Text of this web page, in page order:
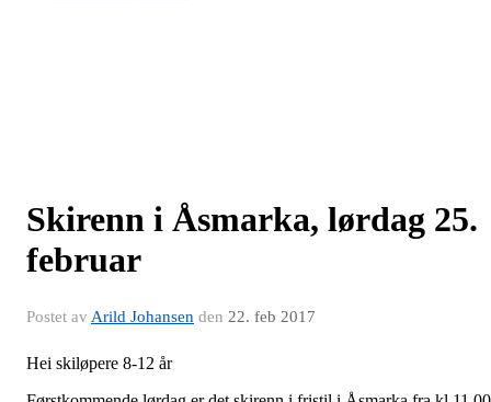
Skirenn i Åsmarka, lørdag 25.
februar
Postet av Arild Johansen den 22. feb 2017
Hei skiløpere 8-12 år